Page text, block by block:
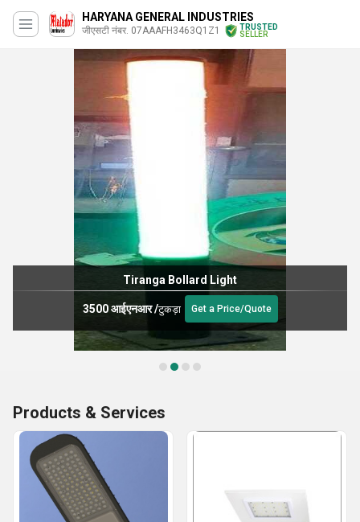
HARYANA GENERAL INDUSTRIES
जीएसटी नंबर. 07AAAFH3463Q1Z1
TRUSTED
SELLER
Tiranga Bollard Light
3500 आईएनआर/टुकड़ा Get a Price/Quote
Products & Services